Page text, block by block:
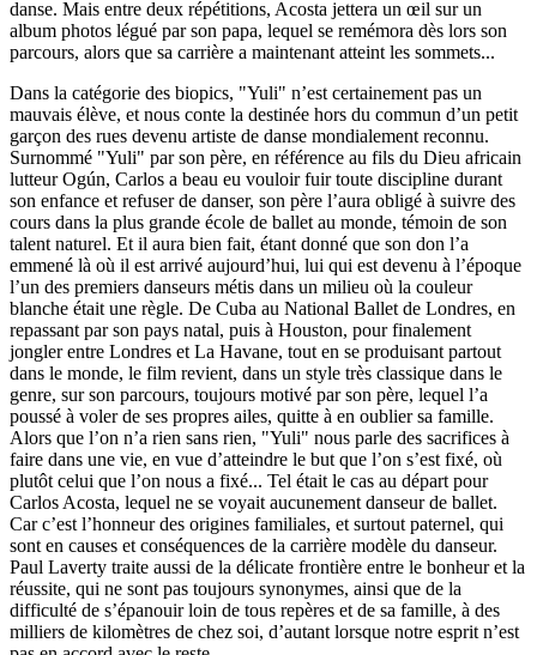
danse. Mais entre deux répétitions, Acosta jettera un œil sur un
album photos légué par son papa, lequel se remémora dès lors son
parcours, alors que sa carrière a maintenant atteint les sommets...
Dans la catégorie des biopics, "Yuli" n’est certainement pas un
mauvais élève, et nous conte la destinée hors du commun d’un petit
garçon des rues devenu artiste de danse mondialement reconnu.
Surnommé "Yuli" par son père, en référence au fils du Dieu africain
lutteur Ogún, Carlos a beau eu vouloir fuir toute discipline durant
son enfance et refuser de danser, son père l’aura obligé à suivre des
cours dans la plus grande école de ballet au monde, témoin de son
talent naturel. Et il aura bien fait, étant donné que son don l’a
emmené là où il est arrivé aujourd’hui, lui qui est devenu à l’époque
l’un des premiers danseurs métis dans un milieu où la couleur
blanche était une règle. De Cuba au National Ballet de Londres, en
repassant par son pays natal, puis à Houston, pour finalement
jongler entre Londres et La Havane, tout en se produisant partout
dans le monde, le film revient, dans un style très classique dans le
genre, sur son parcours, toujours motivé par son père, lequel l’a
poussé à voler de ses propres ailes, quitte à en oublier sa famille.
Alors que l’on n’a rien sans rien, "Yuli" nous parle des sacrifices à
faire dans une vie, en vue d’atteindre le but que l’on s’est fixé, où
plutôt celui que l’on nous a fixé... Tel était le cas au départ pour
Carlos Acosta, lequel ne se voyait aucunement danseur de ballet.
Car c’est l’honneur des origines familiales, et surtout paternel, qui
sont en causes et conséquences de la carrière modèle du danseur.
Paul Laverty traite aussi de la délicate frontière entre le bonheur et la
réussite, qui ne sont pas toujours synonymes, ainsi que de la
difficulté de s’épanouir loin de tous repères et de sa famille, à des
milliers de kilomètres de chez soi, d’autant lorsque notre esprit n’est